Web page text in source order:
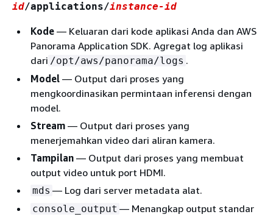
id/applications/instance-id
Kode — Keluaran dari kode aplikasi Anda dan AWS
Panorama Application SDK. Agregat log aplikasi
dari /opt/aws/panorama/logs .
Model — Output dari proses yang
mengkoordinasikan permintaan inferensi dengan
model.
Stream — Output dari proses yang
menerjemahkan video dari aliran kamera.
Tampilan — Output dari proses yang membuat
output video untuk port HDMI.
mds — Log dari server metadata alat.
console_output — Menangkap output standar